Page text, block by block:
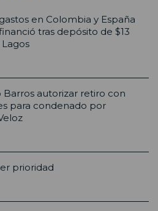
en Colombia y España
tras depósito de $13
Barros autorizar retiro con
para condenado por
prioridad